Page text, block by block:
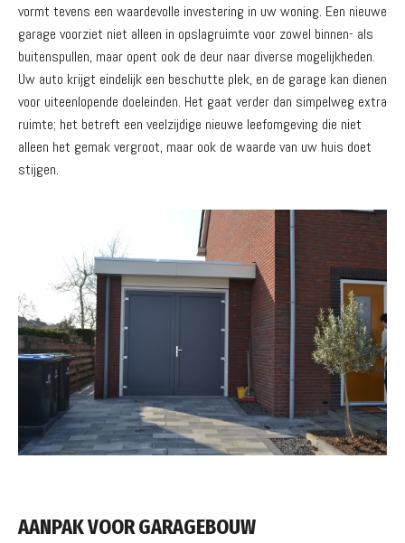
vormt tevens een waardevolle investering in uw woning. Een nieuwe
garage voorziet niet alleen in opslagruimte voor zowel binnen- als
buitenspullen, maar opent ook de deur naar diverse mogelijkheden.
Uw auto krijgt eindelijk een beschutte plek, en de garage kan dienen
voor uiteenlopende doeleinden. Het gaat verder dan simpelweg extra
ruimte; het betreft een veelzijdige nieuwe leefomgeving die niet
alleen het gemak vergroot, maar ook de waarde van uw huis doet
stijgen.
AANPAK VOOR GARAGEBOUW